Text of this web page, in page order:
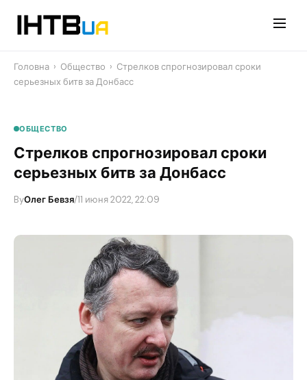
Головна › Общество › Стрелков спрогнозировал сроки
серьезных битв за Донбасс
ОБЩЕСТВО
Стрелков спрогнозировал сроки
серьезных битв за Донбасс
ByОлег Бевзя/11 июня 2022, 22:09